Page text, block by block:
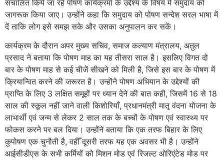
संचालित किये जा रहे पोषण कार्यक्रमों के उद्देश्य के विषय में समुदाय को
जागरूक किया जाए। उन्होंने कहा कि समुदाय को पोषण सन्देश सरल भाषा में
दें ताकि लोग इसे समझ सके और उसका अनुपालन कर सकें।
कार्यक्रम के दौरान अपर मुख्य सचिव, समाज कल्याण मंत्रालय, अतुल
प्रसाद ने बताया कि पोषण माह का यह तीसरा साल है। इसलिए विगत दो
बार के पोषण माह से कई चीजें सीखने को मिली है, जिसे इस बार के पोषण में
क्रियान्वित करने की जरूरत है। उन्होंने पोषण अभियान के उद्देश्यों की
प्राप्ति के लिए 3 लक्षित समूहों पर ध्यान देने की बात कही, जिसमें 16 से 18
साल की स्कूल नहीं जाने वाली किशोरियाँ, प्रधानमंत्री मातृ वंदना योजना के
लाभार्थी एवं जन्म से लेकर 2 साल तक के बच्चों के पोषण एवं स्वास्थ्य पर
फोकस करने पर बल दिया। उन्होंने बताया कि एक तरफ बिहार के लिए
कुपोषण एक चुनौती है, वहीँ दूसरी तरफ यह एक अवसर भी है। उन्होंने
आईसीडीएस के सभी कर्मियों को मिशन मोड एवं रिजल्ट ओरिएंटेड मोड पर